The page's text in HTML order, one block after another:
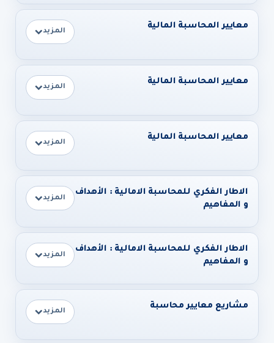
معايير المحاسبة المالية
المزيد
معايير المحاسبة المالية
المزيد
معايير المحاسبة المالية
المزيد
الاطار الفكري للمحاسبة الامالية : الأهداف
و المفاهيم
المزيد
الاطار الفكري للمحاسبة الامالية : الأهداف
و المفاهيم
المزيد
مشاريع معايير محاسبة
المزيد